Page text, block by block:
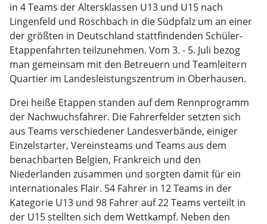
in 4 Teams der Altersklassen U13 und U15 nach
Lingenfeld und Roschbach in die Südpfalz um an einer
der größten in Deutschland stattfindenden Schüler-
Etappenfahrten teilzunehmen. Vom 3. - 5. Juli bezog
man gemeinsam mit den Betreuern und Teamleitern
Quartier im Landesleistungszentrum in Oberhausen.
Drei heiße Etappen standen auf dem Rennprogramm
der Nachwuchsfahrer. Die Fahrerfelder setzten sich
aus Teams verschiedener Landesverbände, einiger
Einzelstarter, Vereinsteams und Teams aus dem
benachbarten Belgien, Frankreich und den
Niederlanden zusammen und sorgten damit für ein
internationales Flair. 54 Fahrer in 12 Teams in der
Kategorie U13 und 98 Fahrer auf 22 Teams verteilt in
der U15 stellten sich dem Wettkampf. Neben den